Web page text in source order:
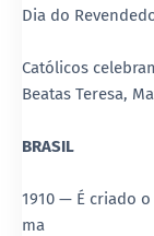
Dia do
Católicos
Beatas Teresa,
BRASIL
1910 — É criado
ma